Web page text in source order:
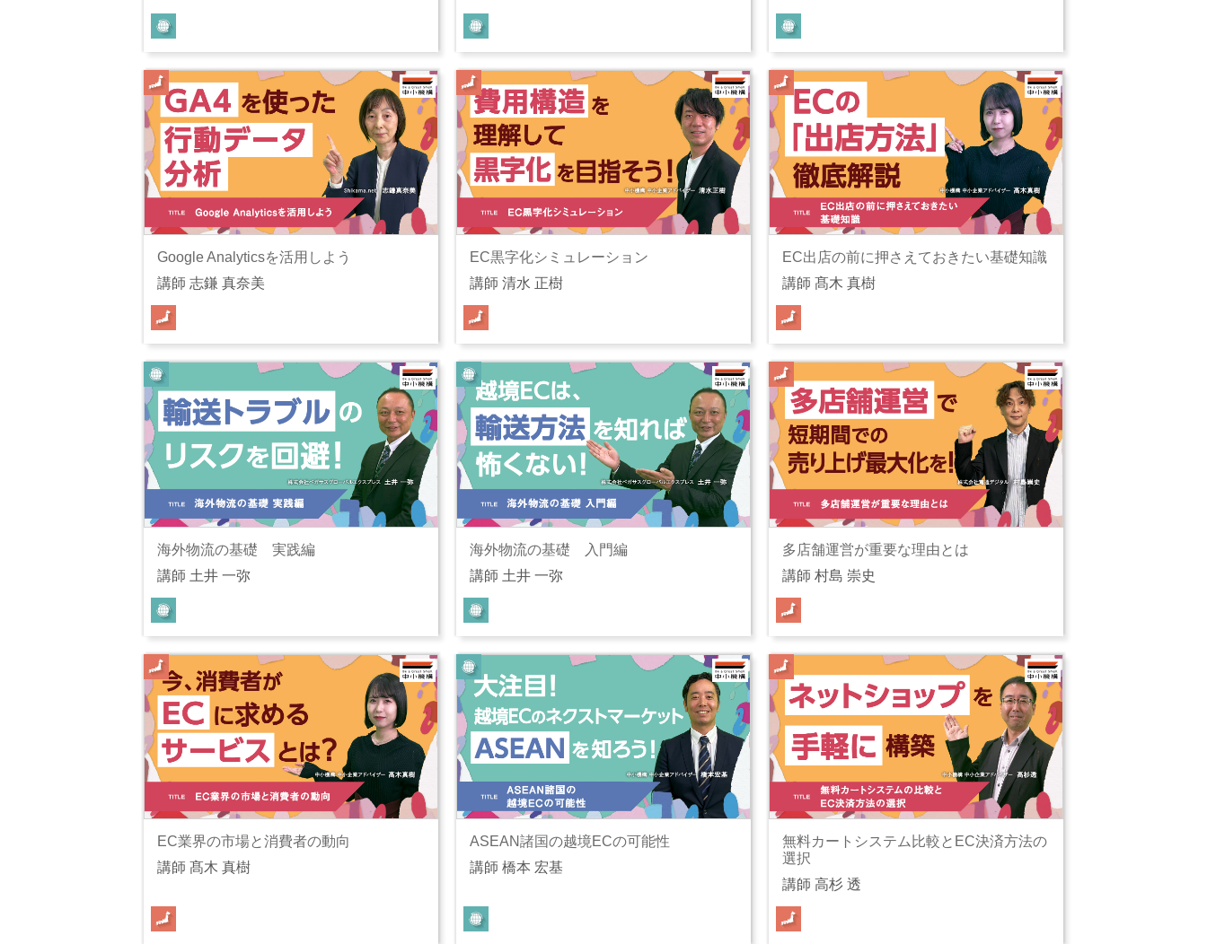
Google Analyticsを活用しよう
講師 志鎌 真奈美
EC黒字化シミュレーション
講師 清水 正樹
EC出店の前に押さえておきたい基礎知識
講師 髙木 真樹
海外物流の基礎 実践編
講師 土井 一弥
海外物流の基礎 入門編
講師 土井 一弥
多店舗運営が重要な理由とは
講師 村島 崇史
EC業界の市場と消費者の動向
講師 髙木 真樹
ASEAN諸国の越境ECの可能性
講師 橋本 宏基
無料カートシステム比較とEC決済方法の
選択
講師 高杉 透